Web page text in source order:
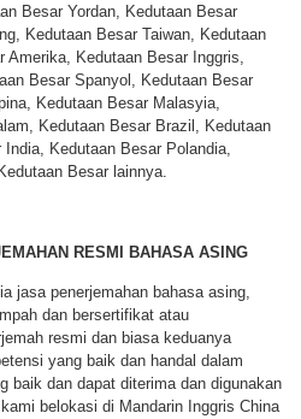
Besar Yordan, Kedutaan Besar
Kedutaan Besar Taiwan, Kedutaan
Amerika, Kedutaan Besar Inggris,
Besar Spanyol, Kedutaan Besar
Kedutaan Besar Malasyia,
Kedutaan Besar Brazil, Kedutaan
Kedutaan Besar Polandia,
Besar lainnya.
RESMI BAHASA ASING
jasa penerjemahan bahasa asing,
dan bersertifikat atau
resmi dan biasa keduanya
yang baik dan handal dalam
baik dan dapat diterima dan digunakan
belokasi di Mandarin Inggris China